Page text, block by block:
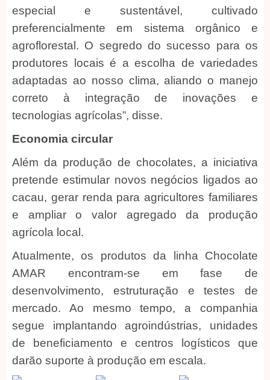
especial e sustentável, cultivado
preferencialmente em sistema orgânico e
agroflorestal. O segredo do sucesso para os
produtores locais é a escolha de variedades
adaptadas ao nosso clima, aliando o manejo
correto à integração de inovações e
tecnologias agrícolas”, disse.
Economia circular
Além da produção de chocolates, a iniciativa
pretende estimular novos negócios ligados ao
cacau, gerar renda para agricultores familiares
e ampliar o valor agregado da produção
agrícola local.
Atualmente, os produtos da linha Chocolate
AMAR encontram-se em fase de
desenvolvimento, estruturação e testes de
mercado. Ao mesmo tempo, a companhia
segue implantando agroindústrias, unidades
de beneficiamento e centros logísticos que
darão suporte à produção em escala.